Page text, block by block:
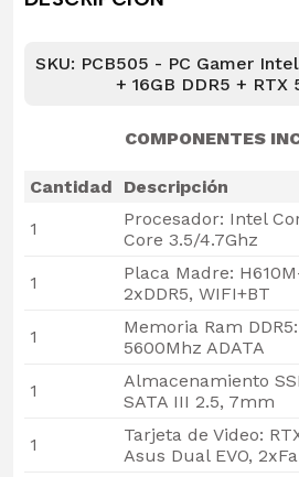
SKU: PCB505 - PC Gamer
+ 16GB DDR5 + RTX
COMPONENTES
Cantidad
Descripción
1
Procesador: Intel
Core 3.5/4.7Ghz
1
Placa Madre:
2xDDR5, WIFI+BT
1
Memoria Ram DDR5:
5600Mhz ADATA
1
Almacenamiento
SATA III 2.5, 7mm
1
Tarjeta de Video:
Asus Dual EVO,